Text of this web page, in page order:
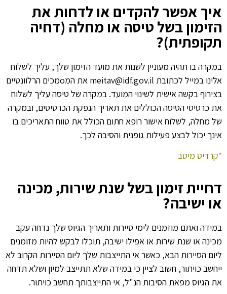
איך אפשר להקדים או לדחות את
הזימון בשל טיסה או מחלה (דחיה
תקופתית)?
במקרה בו תהיה מעוניין לשנות את מועד הזימון שלך, עליך לשלוח
אלינו במייל לכתובת meitav@idf.gov.il את המoמכים הרלוונטיים
בצירוף בקשה אישית לשינוי המועד. במקרה של טיסה עליך לשלוח
את כרטיסי הטיסה הכוללים את תאריך הנפקת הכרטיסים, ובמקרה
של מחלה, לשלוח אישור רופא חתום הכולל את טווח התאריכים בו
אינך יכול לבצע פעילות גופנית והסיבה לכך.
*קרדיט מיטב
דחיית זימון בשל שנת שירות, מכינה
או ישיבה?
במידה ואתם מוזמנים לימי סיירות ותאריך הגיוס שלך נדחה עקב
מכינה או שנת שירות או אפילו ישיבה, תוכלו לבקש להיות מזומנים
ליום הסיירות הבא, כאשר אי התייצבות שלך ליום הסיירות הקרוב לא
ייחשב כויתור, חשוב לציין כי במידה שלא תתייצב למיון ושלא תדחה
את הגיוס מפאת הסיבות הנ"ל, אי התייצבותך תחשב כויתור.